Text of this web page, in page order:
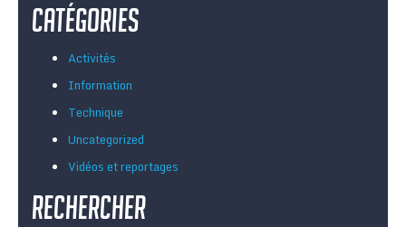
Catégories
Activités
Information
Technique
Uncategorized
Vidéos et reportages
Rechercher